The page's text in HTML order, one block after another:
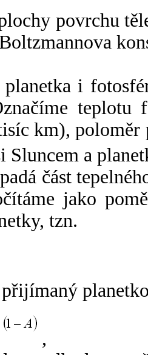
povrchu
planetka i
km),
Sluncem a
část
jako
tzn.
,